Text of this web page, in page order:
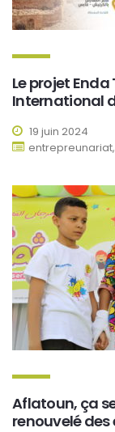
Le projet
International
19 juin 2024
Aflatoun, ça
renouvelé des